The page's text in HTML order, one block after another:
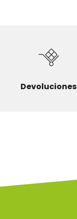
Devoluciones